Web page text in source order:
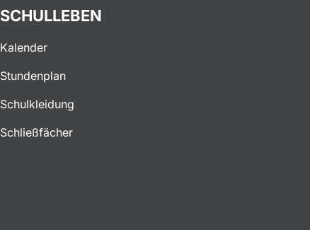
SCHULLEBEN
Kalender
Stundenplan
Schulkleidung
Schließfächer